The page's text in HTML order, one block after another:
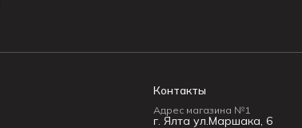
Контакты
Адрес магазина №1
г. Ялта ул.Маршака, 6